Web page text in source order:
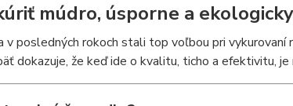
múdro, úsporne a ekologicky
v posledných rokoch stali top voľbou pri vykurovaní
dokazuje, že keď ide o kvalitu, ticho a efektivitu, je